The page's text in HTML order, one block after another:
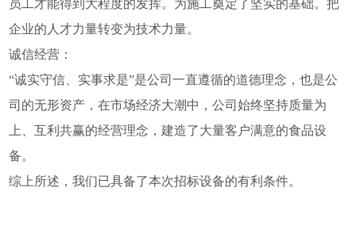
员工才能得到大程度的发挥。为施工奠定了坚实的基础。把
企业的人才力量转变为技术力量。
诚信经营：
“诚实守信、实事求是”是公司一直遵循的道德理念，也是公
司的无形资产，在市场经济大潮中，公司始终坚持质量为
上、互利共赢的经营理念，建造了大量客户满意的食品设
备。
综上所述，我们已具备了本次招标设备的有利条件。